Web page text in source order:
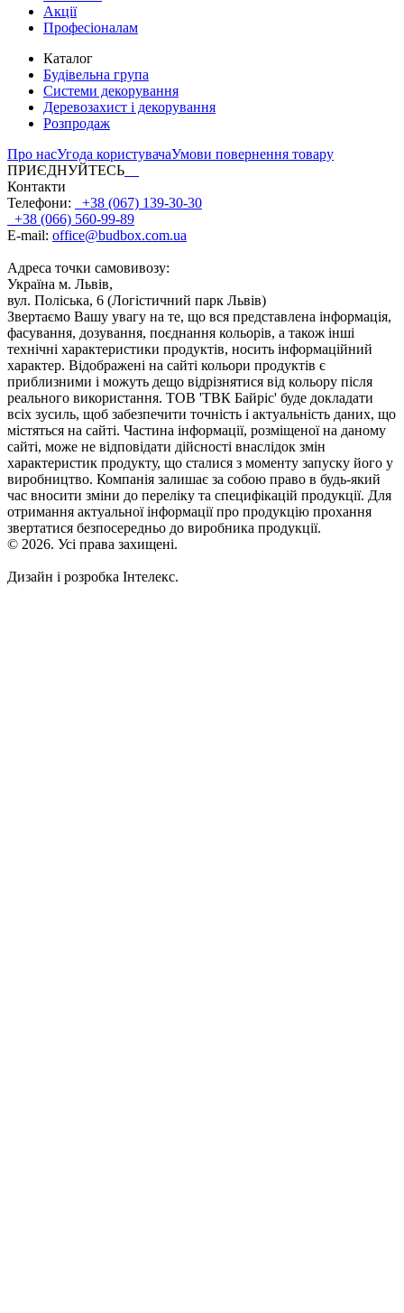
Акції
Професіоналам
Каталог
Будівельна група
Системи декорування
Деревозахист і декорування
Розпродаж
Про насУгода користувачаУмови повернення товару
ПРИЄДНУЙТЕСЬ
Контакти
Телефони:
+38 (067) 139-30-30
+38 (066) 560-99-89
E-mail: office@budbox.com.ua
Адреса точки самовивозу:
Україна м. Львів,
вул. Поліська, 6 (Логістичний парк Львів)
Звертаємо Вашу увагу на те, що вся представлена інформація,
фасування, дозування, поєднання кольорів, а також інші
технічні характеристики продуктів, носить інформаційний
характер. Відображені на сайті кольори продуктів є
приблизними і можуть дещо відрізнятися від кольору після
реального використання. ТОВ 'ТВК Байріс' буде докладати
всіх зусиль, щоб забезпечити точність і актуальність даних, що
містяться на сайті. Частина інформації, розміщеної на даному
сайті, може не відповідати дійсності внаслідок змін
характеристик продукту, що сталися з моменту запуску його у
виробництво. Компанія залишає за собою право в будь-який
час вносити зміни до переліку та специфікацій продукції. Для
отримання актуальної інформації про продукцію прохання
звертатися безпосередньо до виробника продукції.
© 2026. Усі права захищені.
Дизайн і розробка Інтелекс.